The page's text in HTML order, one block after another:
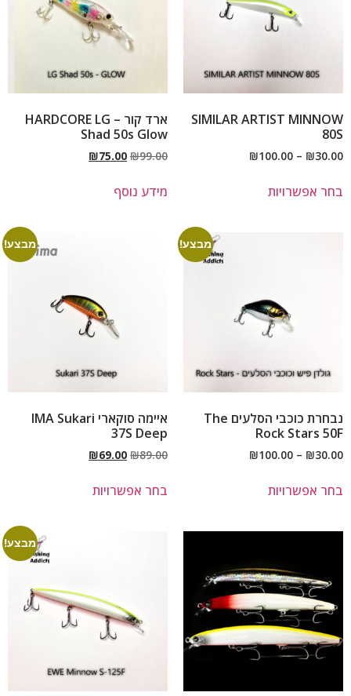
SIMILAR ARTIST MINNOW
80S
₪30.00
–
₪100.00
בחר אפשרויות
ארד קור – HARDCORE LG
Shad 50s Glow
₪99.00
₪75.00
מידע נוסף
מבצע!
נבחרת כוכבי הסלעים The
Rock Stars 50F
₪30.00
–
₪100.00
בחר אפשרויות
מבצע!
איימה סוקארי IMA Sukari
37S Deep
₪89.00
₪69.00
בחר אפשרויות
מבצע!